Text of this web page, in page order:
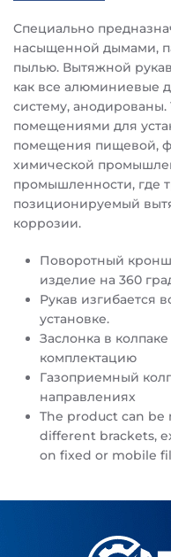
Специально
насыщенной дымами,
пылью. Вытяжной
как все алюминиевые
систему,
помещениями для
помещения пищевой,
химической
промышленности, где
позиционируемый
коррозии.
Поворотный
изделие на 360
Рукав изгибается
установке.
Заслонка в
комплектацию
Газоприемный
направлениях
The product can
different brackets,
on fixed or mobile